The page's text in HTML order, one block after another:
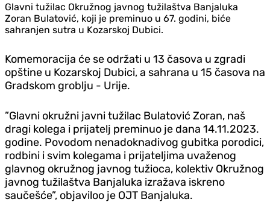
Glavni tužilac Okružnog javnog tužilaštva Banjaluka
Zoran Bulatović, koji je preminuo u 67. godini, biće
sahranjen sutra u Kozarskoj Dubici.
Komemoracija će se održati u 13 časova u zgradi
opštine u Kozarskoj Dubici, a sahrana u 15 časova na
Gradskom groblju - Urije.
”Glavni okružni javni tužilac Bulatović Zoran, naš
dragi kolega i prijatelj preminuo je dana 14.11.2023.
godine. Povodom nenadoknadivog gubitka porodici,
rodbini i svim kolegama i prijateljima uvaženog
glavnog okružnog javnog tužioca, kolektiv Okružnog
javnog tužilaštva Banjaluka izražava iskreno
saučešće”, objaviloo je OJT Banjaluka.